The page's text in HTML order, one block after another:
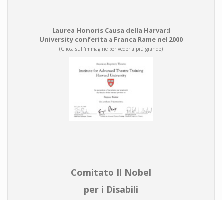
Laurea Honoris Causa della Harvard
University conferita a Franca Rame nel 2000
(Clicca sull'immagine per vederla più grande)
Comitato Il Nobel
per i Disabili